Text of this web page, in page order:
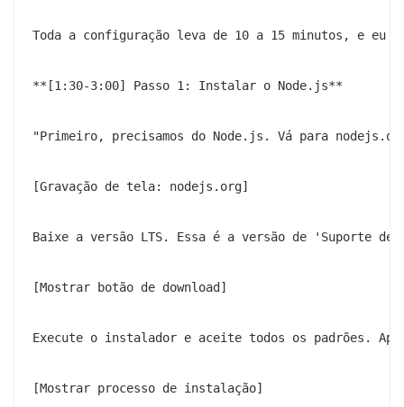
Toda a configuração leva de 10 a 15 minutos, e eu
**[1:30-3:00] Passo 1: Instalar o Node.js**
"Primeiro, precisamos do Node.js. Vá para
[Gravação de tela: nodejs.org]
Baixe a versão LTS. Essa é a versão de 'Suporte
[Mostrar botão de download]
Execute o instalador e aceite todos os padrões.
[Mostrar processo de instalação]